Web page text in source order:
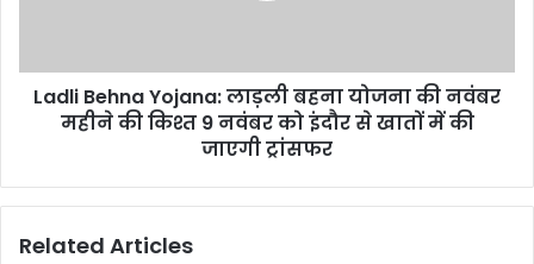
Ladli Behna Yojana: लाड़ली बहना योजना की नवंबर
महीने की किश्त 9 नवंबर को इंदौर से खातों में की
जाएगी ट्रांसफर
Related Articles